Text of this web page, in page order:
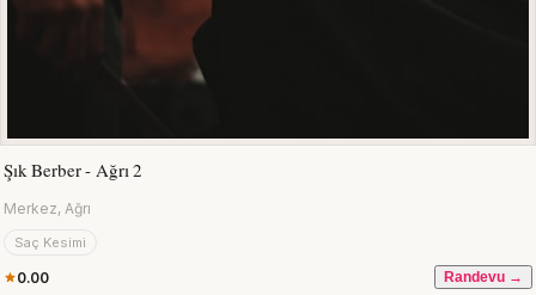
Şık Berber - Ağrı 2
Merkez, Ağrı
Saç Kesimi
0.00 Randevu →